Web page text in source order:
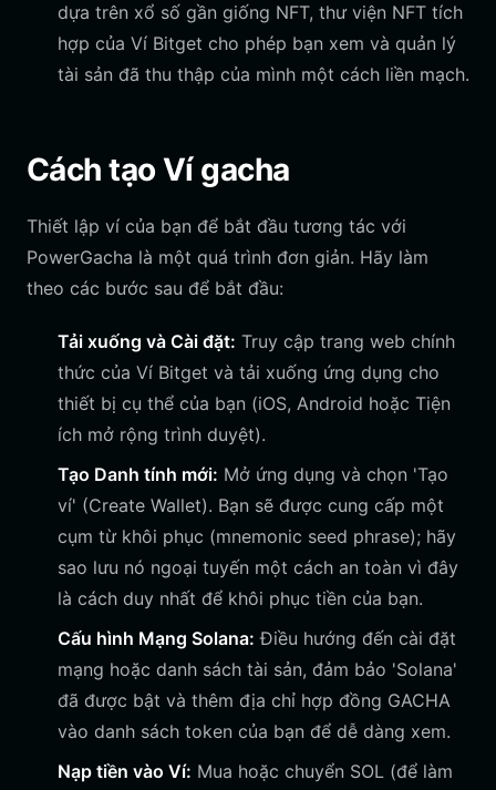
dựa trên xổ số gần giống NFT, thư viện NFT tích
hợp của Ví Bitget cho phép bạn xem và quản lý
tài sản đã thu thập của mình một cách liền mạch.
Cách tạo Ví gacha
Thiết lập ví của bạn để bắt đầu tương tác với
PowerGacha là một quá trình đơn giản. Hãy làm
theo các bước sau để bắt đầu:
Tải xuống và Cài đặt: Truy cập trang web chính
thức của Ví Bitget và tải xuống ứng dụng cho
thiết bị cụ thể của bạn (iOS, Android hoặc Tiện
ích mở rộng trình duyệt).
Tạo Danh tính mới: Mở ứng dụng và chọn 'Tạo
ví' (Create Wallet). Bạn sẽ được cung cấp một
cụm từ khôi phục (mnemonic seed phrase); hãy
sao lưu nó ngoại tuyến một cách an toàn vì đây
là cách duy nhất để khôi phục tiền của bạn.
Cấu hình Mạng Solana: Điều hướng đến cài đặt
mạng hoặc danh sách tài sản, đảm bảo 'Solana'
đã được bật và thêm địa chỉ hợp đồng GACHA
vào danh sách token của bạn để dễ dàng xem.
Nạp tiền vào Ví: Mua hoặc chuyển SOL (để làm